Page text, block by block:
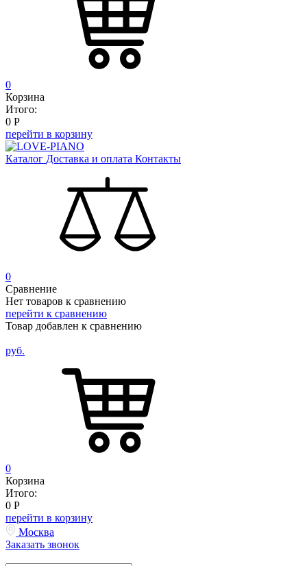
0
Корзина
Итого:
0 Р
перейти в корзину
Каталог Доставка и оплата Контакты
0
Сравнение
Нет товаров к сравнению
перейти к сравнению
Товар добавлен к сравнению
руб.
0
Корзина
Итого:
0 Р
перейти в корзину
Москва
Заказать звонок